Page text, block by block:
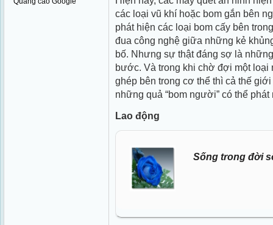
các loại vũ khí hoặc bom gắn bên
phát hiện các loại bom cấy bên
đua công nghệ giữa những kẻ
bố. Nhưng sự thật đáng sợ là
bước. Và trong khi chờ đợi một loại
ghép bên trong cơ thể thì cả thế
những quả “bom người” có thể
Lao động
Sống trong đời